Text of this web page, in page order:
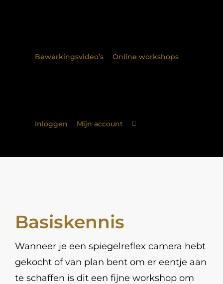
Bewerkingsvideo’s Online workshops
Inloggen Mijn account
Basiskennis
Wanneer je een spiegelreflex camera hebt
gekocht of van plan bent om er eentje aan
te schaffen is dit een fijne workshop om